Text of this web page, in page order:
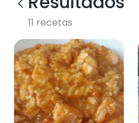
11 recetas